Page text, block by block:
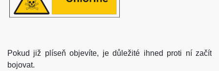
Pokud již plíseň objevíte, je důležité ihned proti ní začít
bojovat.